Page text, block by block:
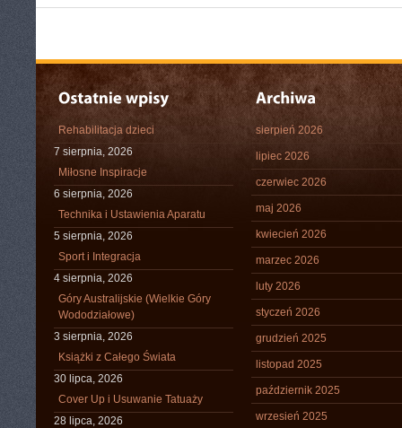
Rehabilitacja dzieci
7 sierpnia, 2026
Miłosne Inspiracje
6 sierpnia, 2026
Technika i Ustawienia Aparatu
5 sierpnia, 2026
Sport i Integracja
4 sierpnia, 2026
Góry Australijskie (Wielkie Góry
Wododziałowe)
3 sierpnia, 2026
Książki z Całego Świata
30 lipca, 2026
Cover Up i Usuwanie Tatuaży
28 lipca, 2026
sierpień 2026
lipiec 2026
czerwiec 2026
maj 2026
kwiecień 2026
marzec 2026
luty 2026
styczeń 2026
grudzień 2025
listopad 2025
październik 2025
wrzesień 2025